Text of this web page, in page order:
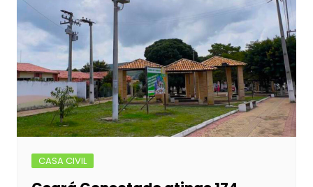
CASA CIVIL